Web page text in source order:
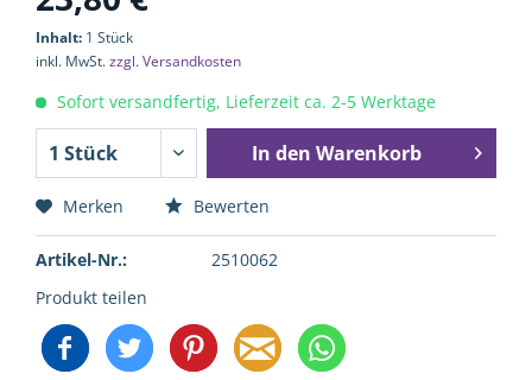
Inhalt: 1 Stück
inkl. MwSt.zzgl. Versandkosten
Sofort versandfertig, Lieferzeit ca. 2-5 Werktage
In den Warenkorb
Merken Bewerten
Artikel-Nr.:
2510062
Produkt teilen